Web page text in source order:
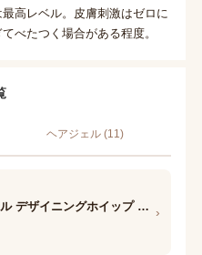
高レベル。皮膚刺激はゼロに
べたつく場合がある程度。
ヘアジェル (11)
マンダム ルシード・エル デザイニングホイップ ビューティウェーブフォーム ›